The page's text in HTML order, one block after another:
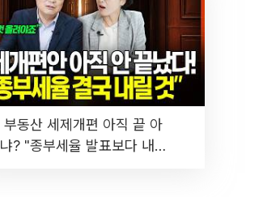
부동산 세제개편 아직 끝 아
냐? "종부세율 발표보다 내릴